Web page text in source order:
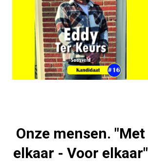
Onze mensen. "Met
elkaar - Voor elkaar"